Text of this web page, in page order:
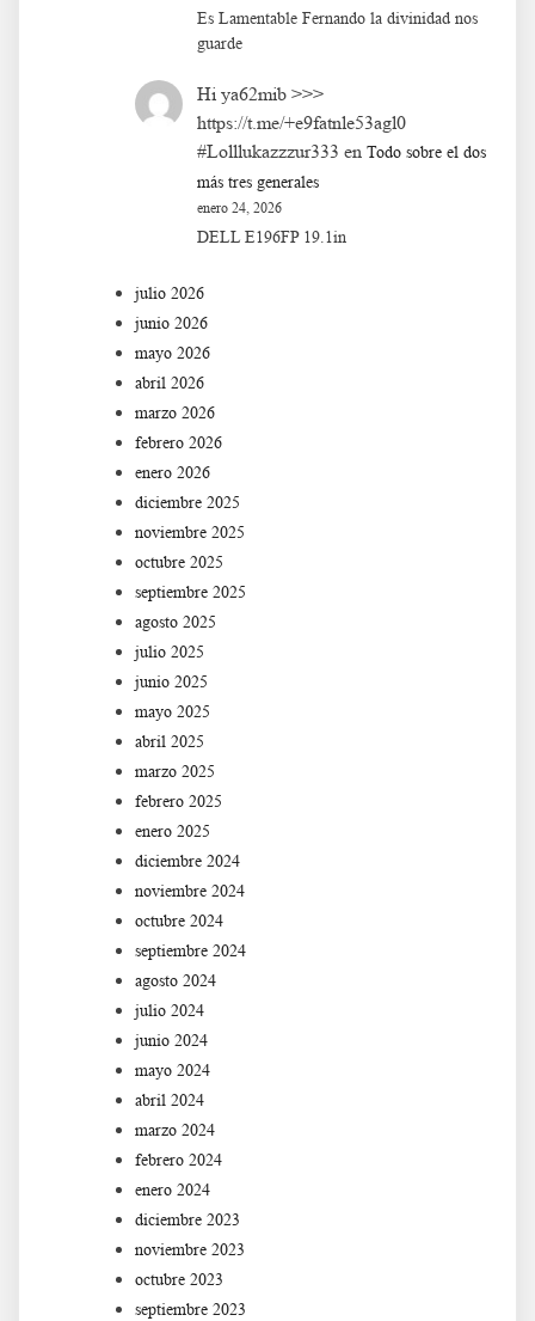
Es Lamentable Fernando la divinidad nos
guarde
Hi ya62mib >>>
https://t.me/+e9fatnle53agl0
#Lolllukazzzur333 en Todo sobre el dos
más tres generales
enero 24, 2026
DELL E196FP 19.1in
julio 2026
junio 2026
mayo 2026
abril 2026
marzo 2026
febrero 2026
enero 2026
diciembre 2025
noviembre 2025
octubre 2025
septiembre 2025
agosto 2025
julio 2025
junio 2025
mayo 2025
abril 2025
marzo 2025
febrero 2025
enero 2025
diciembre 2024
noviembre 2024
octubre 2024
septiembre 2024
agosto 2024
julio 2024
junio 2024
mayo 2024
abril 2024
marzo 2024
febrero 2024
enero 2024
diciembre 2023
noviembre 2023
octubre 2023
septiembre 2023